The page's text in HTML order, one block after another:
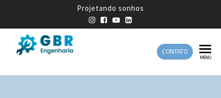
Projetando sonhos
Engenharia
Engenharia
CONTATO
MENU